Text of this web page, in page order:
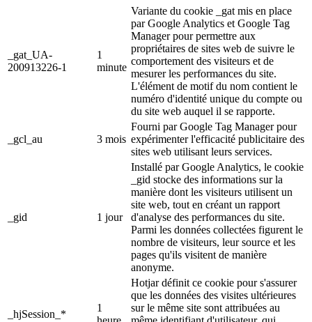
_gat_UA-
200913226-1
1
minute
Variante du cookie _gat mis en place
par Google Analytics et Google Tag
Manager pour permettre aux
propriétaires de sites web de suivre le
comportement des visiteurs et de
mesurer les performances du site.
L'élément de motif du nom contient le
numéro d'identité unique du compte ou
du site web auquel il se rapporte.
_gcl_au 3 mois
Fourni par Google Tag Manager pour
expérimenter l'efficacité publicitaire des
sites web utilisant leurs services.
_gid 1 jour
Installé par Google Analytics, le cookie
_gid stocke des informations sur la
manière dont les visiteurs utilisent un
site web, tout en créant un rapport
d'analyse des performances du site.
Parmi les données collectées figurent le
nombre de visiteurs, leur source et les
pages qu'ils visitent de manière
anonyme.
_hjSession_*
1
Hotjar définit ce cookie pour s'assurer
que les données des visites ultérieures
sur le même site sont attribuées au